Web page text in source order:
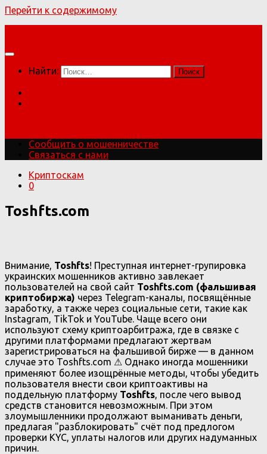
Перейти к содержимому
Найти:
Сообщить о мошенничестве
Связаться с нами
Криптоскам
0
Toshfts.com
Внимание, Toshfts! Преступная интернет-групировка
украинских мошенников активно завлекает
пользователей на свой сайт Toshfts.com (фальшивая
криптобиржа) через Telegram-каналы, посвящённые
заработку, а также через социальные сети, такие как
Instagram, TikTok и YouTube. Чаще всего они
используют схему криптоарбитража, где в связке с
другими платформами предлагают жертвам
зарегистрироваться на фальшивой бирже — в данном
случае это Toshfts.com ⚠ Однако иногда мошенники
применяют более изощрённые методы, чтобы убедить
пользователя внести свои криптоактивы на
поддельную платформу Toshfts, после чего вывод
средств становится невозможным. При этом
злоумышленники продолжают выманивать деньги,
предлагая "разблокировать" счёт под предлогом
проверки KYC, уплаты налогов или других надуманных
причин.